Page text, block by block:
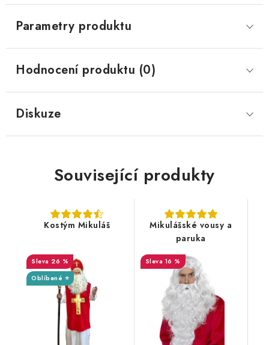
Parametry produktu
Hodnocení produktu (0)
Diskuze
Související produkty
Kostým Mikuláš
26 %
Oblíbené ⭐
Mikulášské vousy a
paruka
16 %